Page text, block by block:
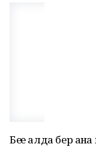
Беҙҙе алда бер